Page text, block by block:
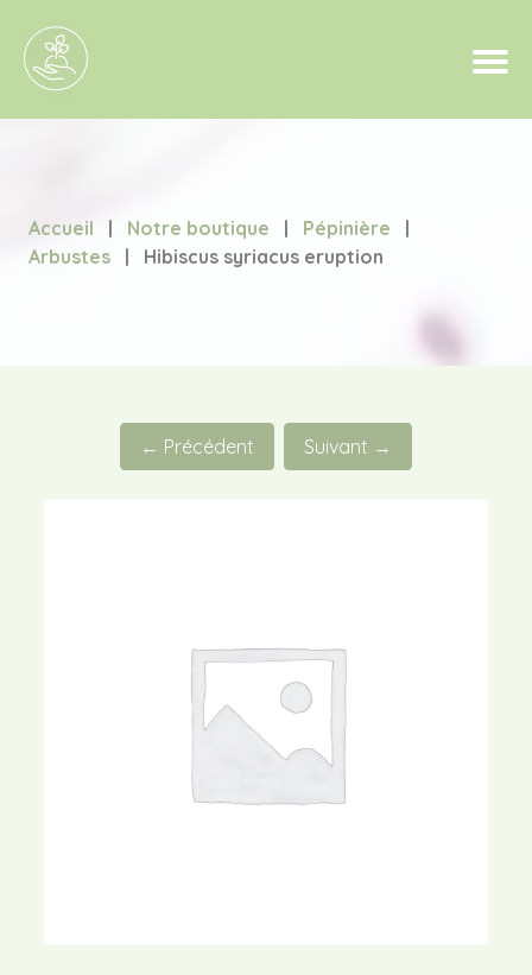
Accueil | Notre boutique | Pépinière
|
Arbustes
| Hibiscus syriacus eruption
← Précédent Suivant →